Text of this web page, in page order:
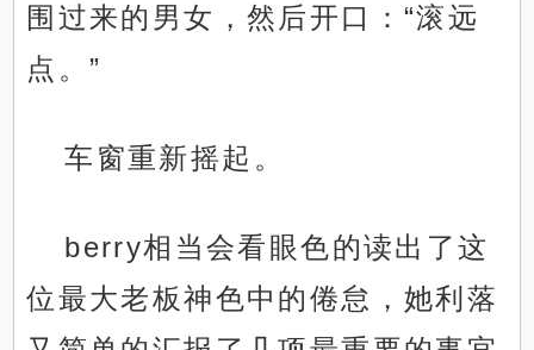
围过来的男女，然后开口：“滚远
点。”
车窗重新摇起。
berry相当会看眼色的读出了这
位最大老板神色中的倦怠，她利落